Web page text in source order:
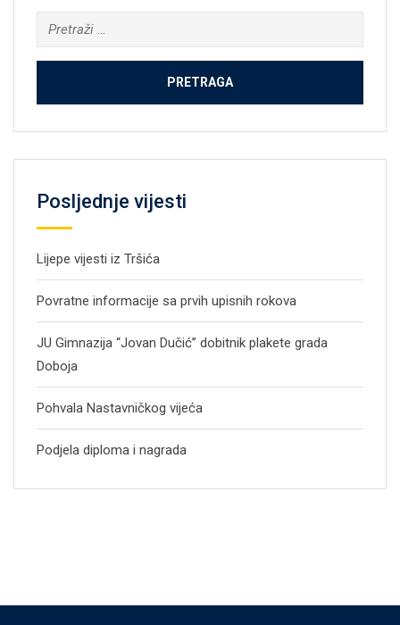
Pretraga:
Posljednje vijesti
Lijepe vijesti iz Tršića
Povratne informacije sa prvih upisnih rokova
JU Gimnazija “Jovan Dučić” dobitnik plakete grada
Doboja
Pohvala Nastavničkog vijeća
Podjela diploma i nagrada